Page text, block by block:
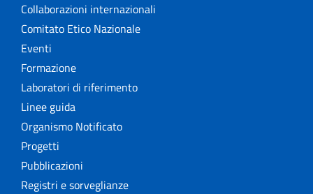
Collaborazioni internazionali
Comitato Etico Nazionale
Eventi
Formazione
Laboratori di riferimento
Linee guida
Organismo Notificato
Progetti
Pubblicazioni
Registri e sorveglianze